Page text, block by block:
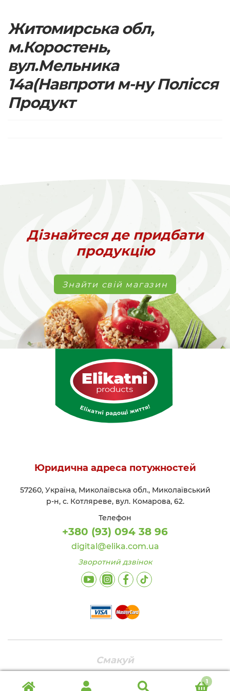
Житомирська обл,
м.Коростень,
вул.Мельника
14а(Навпроти м-ну Полісся
Продукт
Дізнайтеся де придбати
продукцію
Знайти свій магазин
Юридична адреса потужностей
57260, Україна, Миколаївська обл., Миколаївський
р-н, с. Котляреве, вул. Комарова, 62.
Телефон
+380 (93) 094 38 96
digital@elika.com.ua
Зворотний дзвінок
Шукати:
1
Смакуй